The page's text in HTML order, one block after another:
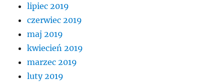
lipiec 2019
czerwiec 2019
maj 2019
kwiecień 2019
marzec 2019
luty 2019